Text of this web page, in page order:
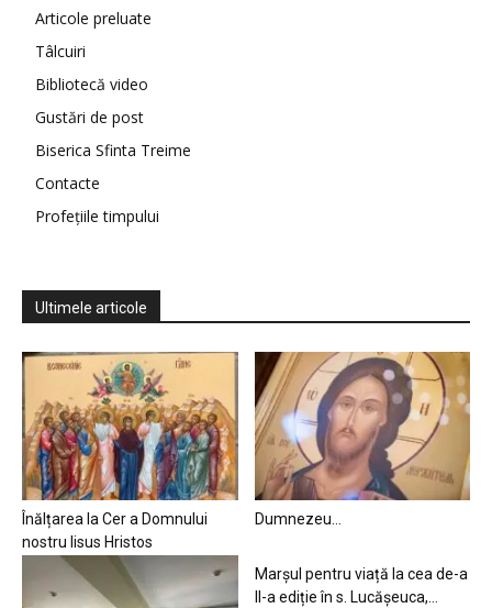
Articole preluate
Tâlcuiri
Bibliotecă video
Gustări de post
Biserica Sfinta Treime
Contacte
Profețiile timpului
Ultimele articole
Înălțarea la Cer a Domnului
nostru Iisus Hristos
Dumnezeu…
Marșul pentru viață la cea de-a
II-a ediție în s. Lucășeuca,...